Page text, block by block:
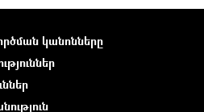
կանոնները